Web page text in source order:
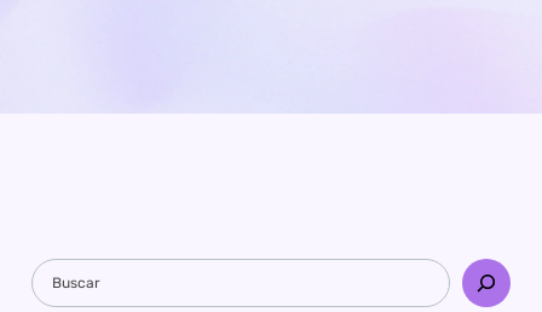
Pesquisar